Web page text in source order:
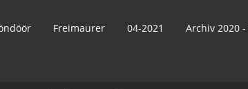
Freimaurer 04-2021 Archiv 2020